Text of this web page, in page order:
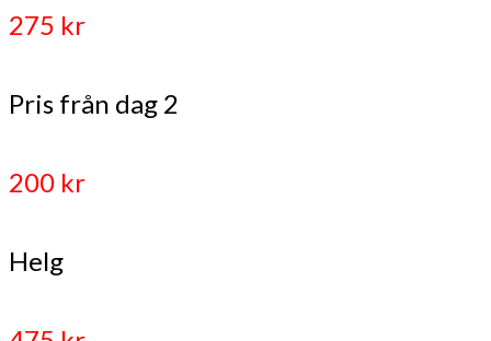
275 kr
Pris från dag 2
200 kr
Helg